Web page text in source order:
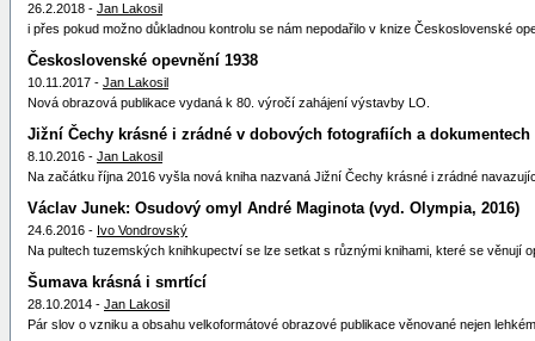
26.2.2018 - Jan Lakosil
i přes pokud možno důkladnou kontrolu se nám nepodařilo v knize Československé
Československé opevnění 1938
10.11.2017 - Jan Lakosil
Nová obrazová publikace vydaná k 80. výročí zahájení výstavby LO.
Jižní Čechy krásné i zrádné v dobových fotografiích a dokumentech
8.10.2016 - Jan Lakosil
Na začátku října 2016 vyšla nová kniha nazvaná Jižní Čechy krásné i zrádné
Václav Junek: Osudový omyl André Maginota (vyd. Olympia, 2016)
24.6.2016 - Ivo Vondrovský
Na pultech tuzemských knihkupectví se lze setkat s různými knihami, které se věnují
Šumava krásná i smrtící
28.10.2014 - Jan Lakosil
Pár slov o vzniku a obsahu velkoformátové obrazové publikace věnované nejen